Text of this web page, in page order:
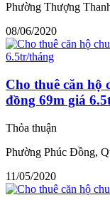
Phường Thượng
08/06/2020
Cho thuê căn hộ
đồng 69m giá
Thỏa thuận
Phường Phúc Đồng,
11/05/2020